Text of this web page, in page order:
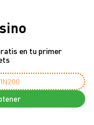
en tu primer